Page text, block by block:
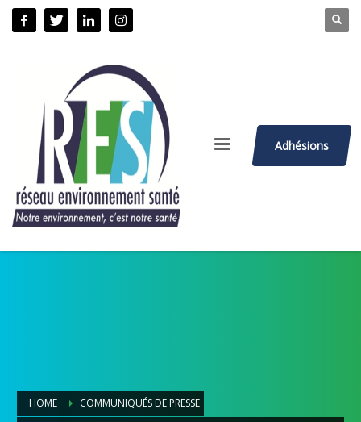
Adhésions
HOME
COMMUNIQUÉS DE PRESSE